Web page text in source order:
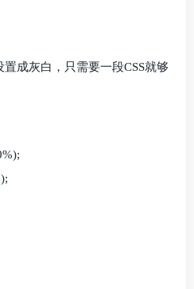
成灰白，只需要一段CSS就够